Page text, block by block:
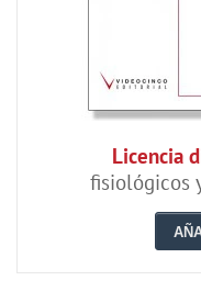
Licencia
fisiológicos